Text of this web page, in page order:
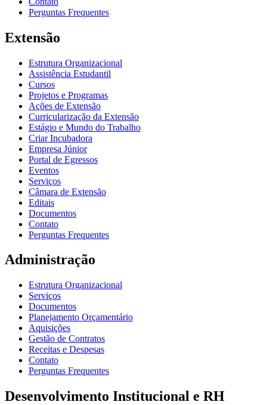
Perguntas Frequentes
Extensão
Estrutura Organizacional
Assistência Estudantil
Cursos
Projetos e Programas
Ações de Extensão
Curricularização da Extensão
Estágio e Mundo do Trabalho
Criar Incubadora
Empresa Júnior
Portal de Egressos
Eventos
Serviços
Câmara de Extensão
Editais
Documentos
Contato
Perguntas Frequentes
Administração
Estrutura Organizacional
Serviços
Documentos
Planejamento Orçamentário
Aquisições
Gestão de Contratos
Receitas e Despesas
Contato
Perguntas Frequentes
Desenvolvimento Institucional e RH